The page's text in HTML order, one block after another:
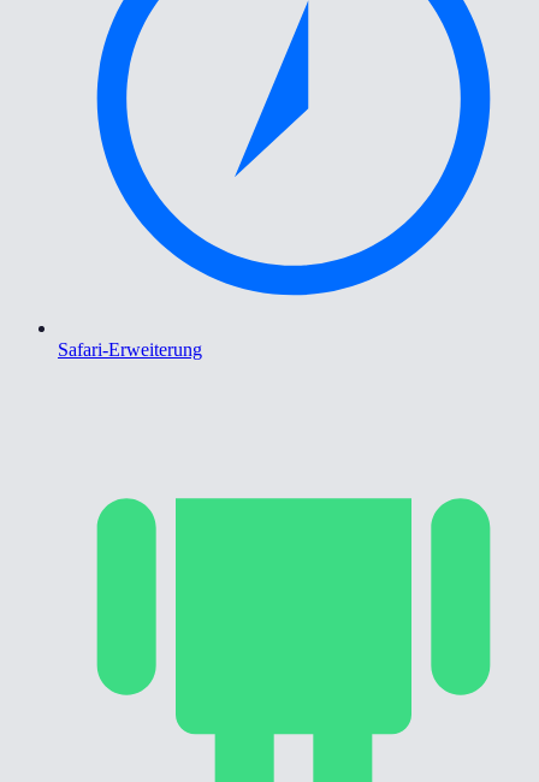
Safari-Erweiterung